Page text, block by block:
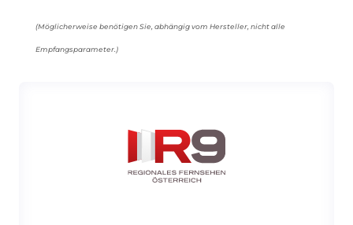
(Möglicherweise benötigen Sie, abhängig vom Hersteller, nicht alle
Empfangsparameter.)